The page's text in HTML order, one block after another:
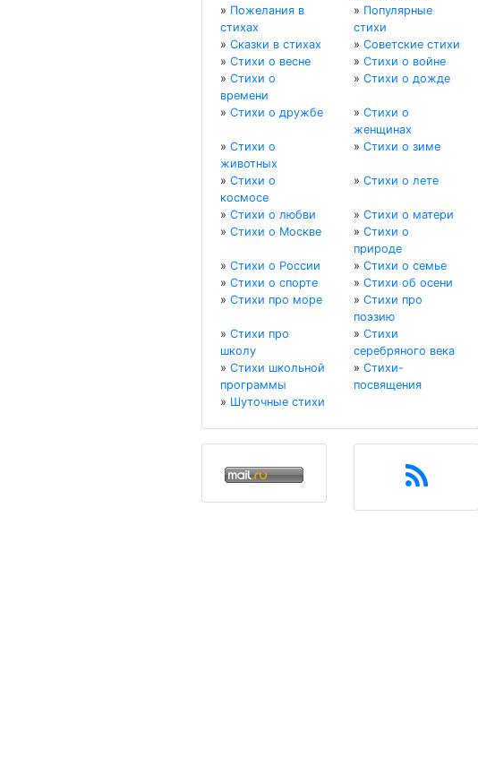
» Пожелания в
стихах
» Популярные
стихи
» Сказки в стихах » Советские стихи
» Стихи о весне » Стихи о войне
» Стихи о
времени
» Стихи о дожде
» Стихи о дружбе » Стихи о
женщинах
» Стихи о
животных
» Стихи о зиме
» Стихи о
космосе
» Стихи о лете
» Стихи о любви » Стихи о матери
» Стихи о Москве » Стихи о
природе
» Стихи о России » Стихи о семье
» Стихи о спорте » Стихи об осени
» Стихи про море » Стихи про
поэзию
» Стихи про
школу
» Стихи
серебряного века
» Стихи школьной
программы
» Стихи-
посвящения
» Шуточные стихи